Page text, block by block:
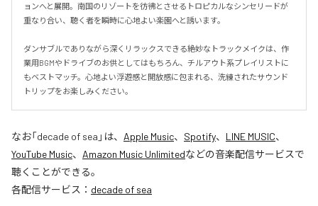
ョンへと展開。南国のリゾートを彷彿とさせるトロピカルなシンセリードが
重なり合い、聴く者を瞬時に心地よい楽園へと誘います。
ダンサブルでありながら深くリラックスできる絶妙なトラックメイクは、作
業用BGMやドライブのお供としてはもちろん、チルアウト系プレイリストに
もベストマッチ。心地よい浮遊感と開放感に包まれる、洗練されたサウンド
トリップをお楽しみください。
なお「decade of sea 」は、 Apple Music、 Spotify、 LINE MUSIC、
YouTube Music、 Amazon Music Unlimitedなどの音楽配信サービスで
聴くことができる。
各配信サービス： decade of sea